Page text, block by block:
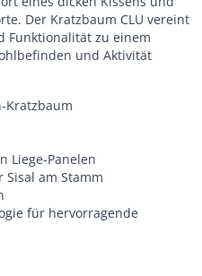
Der Kratzbaum CLU vereint
Funktionalität zu einem
und Aktivität
Kratzbaum
Liege-Panelen
am Stamm
für hervorragende